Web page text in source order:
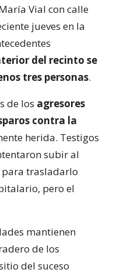
Vial con calle
jueves en la
del recinto se
tres personas.
de los agresores
contra la
herida. Testigos
subir al
trasladarlo
pero el
mantienen
de los
del suceso